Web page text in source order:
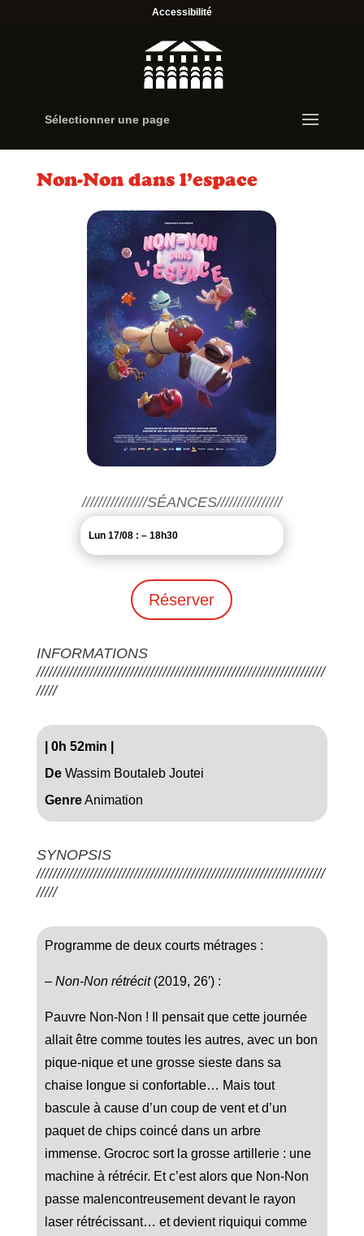
Accessibilité
Sélectionner une page
Non-Non dans l’espace
////////////////SÉANCES////////////////
Lun 17/08 : – 18h30
Réserver
INFORMATIONS
///////////////////////////////////////////////////////////////////////
/////
0h 52min
De Wassim Boutaleb Joutei
GenreAnimation
SYNOPSIS
///////////////////////////////////////////////////////////////////////
/////
Programme de deux courts métrages :
– Non-Non rétrécit(2019, 26′) :
Pauvre Non-Non ! Il pensait que cette journée
allait être comme toutes les autres, avec un bon
pique-nique et une grosse sieste dans sa
chaise longue si confortable… Mais tout
bascule à cause d’un coup de vent et d’un
paquet de chips coincé dans un arbre
immense. Grocroc sort la grosse artillerie : une
machine à rétrécir. Et c’est alors que Non-Non
passe malencontreusement devant le rayon
laser rétrécissant… et devient riquiqui comme